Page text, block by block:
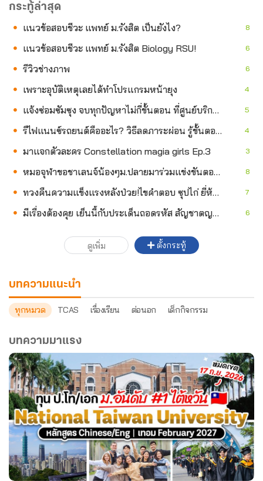
กระทู้ล่าสุด
แนวข้อสอบชีวะ แพทย์ ม.รังสิต เป็นยังไง?
8
แนวข้อสอบชีวะ แพทย์ ม.รังสิต Biology RSU! 6
รีวิวช่างภาพ 6
เพราะอุบัติเหตุเลยได้ทำโปรแกรมหน้ายุง 4
แจ้งซ่อมซัมซุง จบทุกปัญหาไม่กี่ขั้นตอน ที่ศูนย์บริการ Samsung 5
รีไฟแนนซ์รถยนต์คืออะไร? วิธีลดภาระผ่อน รู้ขั้นตอนก่อนยื่นสินเชื่อ 4
มาแจกตัวละคร Constellation magia girls Ep.3 3
หมอจุฬาขอชาเลนจ์น้องๆม.ปลายมาร่วมแข่งขันตอบปัญหาทางวิชาการ 8
ทวงคืนความแข็งแรงหลังป่วย!ไขคำตอบ ซุปไก่ ยี่ห้อไหนดี สำหรับผู้ป่วยพักฟื้น? ฟื้นตัวไว 7
มีเรื่องต้องคุย เย็นนี้กับประเด็นถอดรหัส สัญชาตญาณ “เสือโคร่ง” 6
ดูเพิ่ม ตั้งกระทู้
บทความแนะนำ
ทุกหมวด TCAS เรื่องเรียน ต่อนอก เด็กกิจกรรม
บทความมาแรง